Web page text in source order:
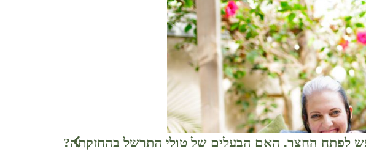
לפתח החצר. האם הבעלים של טולי התרשל בהחזקתה?